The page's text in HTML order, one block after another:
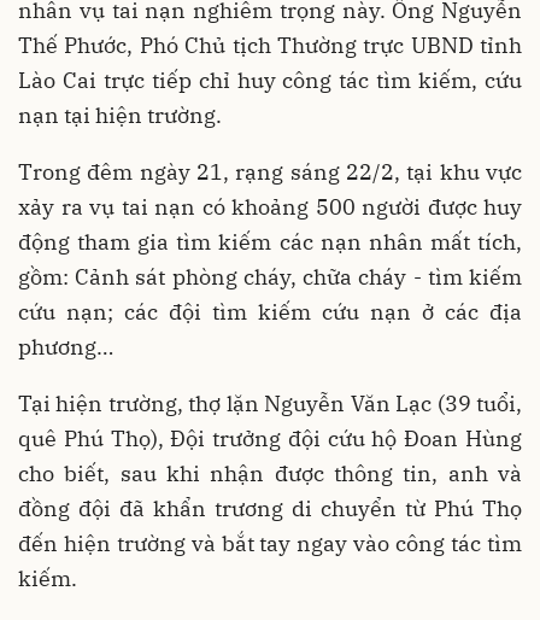
nhân vụ tai nạn nghiêm trọng này. Ông Nguyễn
Thế Phước, Phó Chủ tịch Thường trực UBND tỉnh
Lào Cai trực tiếp chỉ huy công tác tìm kiếm, cứu
nạn tại hiện trường.
Trong đêm ngày 21, rạng sáng 22/2, tại khu vực
xảy ra vụ tai nạn có khoảng 500 người được huy
động tham gia tìm kiếm các nạn nhân mất tích,
gồm: Cảnh sát phòng cháy, chữa cháy - tìm kiếm
cứu nạn; các đội tìm kiếm cứu nạn ở các địa
phương…
Tại hiện trường, thợ lặn Nguyễn Văn Lạc (39 tuổi,
quê Phú Thọ), Đội trưởng đội cứu hộ Đoan Hùng
cho biết, sau khi nhận được thông tin, anh và
đồng đội đã khẩn trương di chuyển từ Phú Thọ
đến hiện trường và bắt tay ngay vào công tác tìm
kiếm.